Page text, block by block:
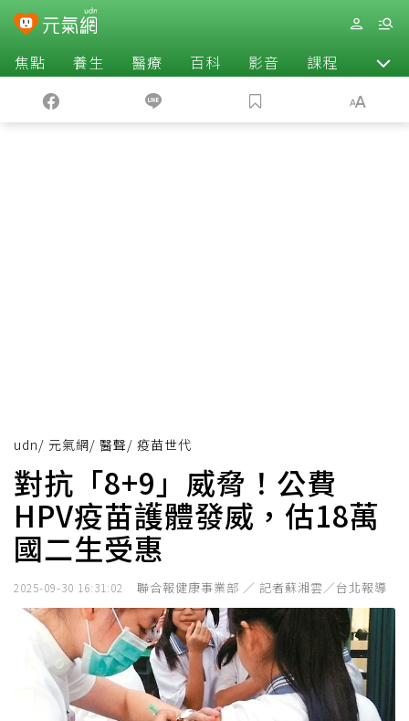
焦點 養生 醫療 百科 影音 課程 退休
udn/ 元氣網/ 醫聲/ 疫苗世代
對抗「8+9」威脅！公費
HPV疫苗護體發威，估18萬
國二生受惠
2025-09-30 16:31:02 聯合報健康事業部 ／ 記者蘇湘雲／台北報導